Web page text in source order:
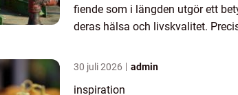
fiende som i längden utgör ett
deras hälsa och livskvalitet.
30 juli 2026 admin
inspiration